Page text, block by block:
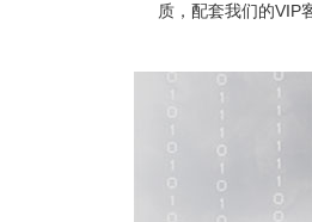
质，配套我们的VIP